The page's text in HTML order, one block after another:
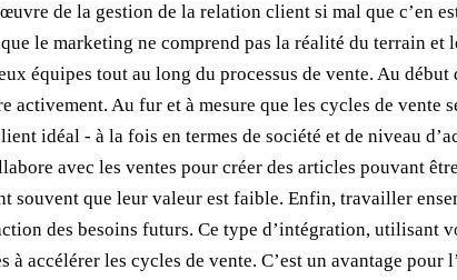
de la gestion de la relation client si mal que c’en
le marketing ne comprend pas la réalité du terrain
équipes tout au long du processus de vente. Au
Au fur et à mesure que les cycles de vente
idéal - à la fois en termes de société et de niveau
avec les ventes pour créer des articles pouvant
souvent que leur valeur est faible. Enfin, travailler
des besoins futurs. Ce type d’intégration, utilisant
accélérer les cycles de vente. C’est un avantage